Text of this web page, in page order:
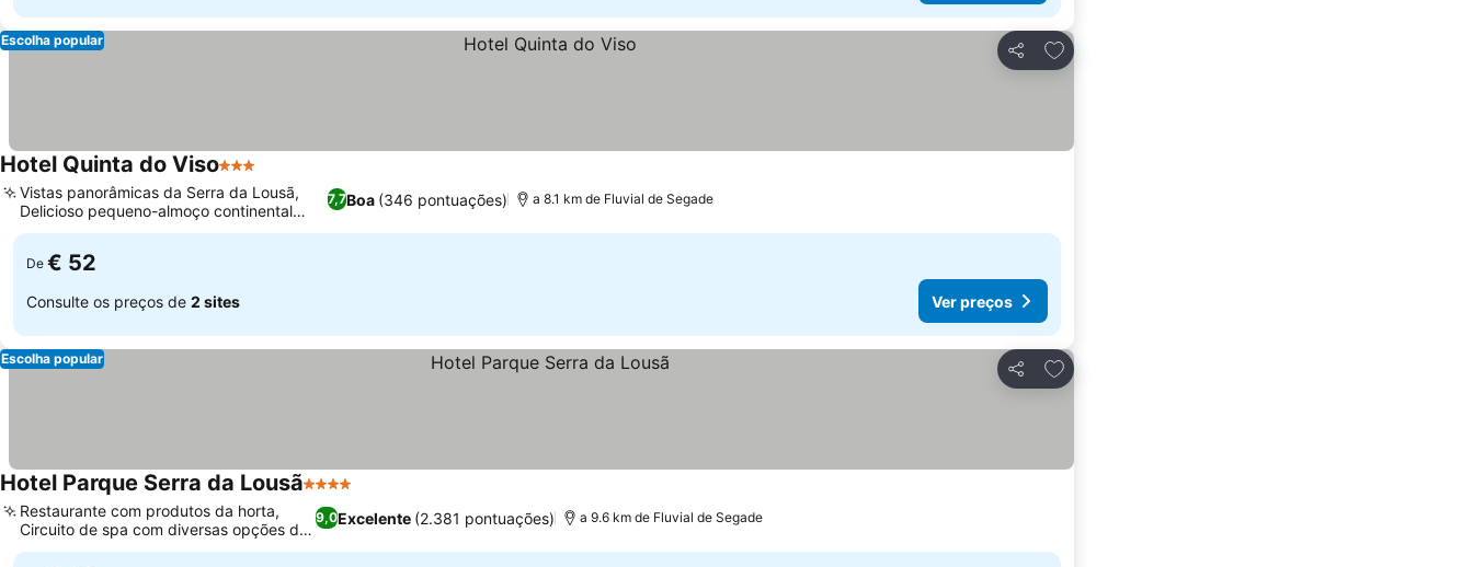
Partilhar
Adicionar aos favoritos
Escolha popular
Hotel Quinta do Viso3 Estrelas
7,7Boa (346 pontuações)
Vistas panorâmicas da Serra da Lousã,
Delicioso pequeno-almoço continental
diário
a 8.1 km de Fluvial de Segade
De € 52
Consulte os preços de 2 sites Ver preços
Partilhar
Adicionar aos favoritos
Escolha popular
Hotel Parque Serra da Lousã4 Estrelas
9,0Excelente (2.381 pontuações)
Restaurante com produtos da horta,
Circuito de spa com diversas opções de
bem-estar
a 9.6 km de Fluvial de Segade